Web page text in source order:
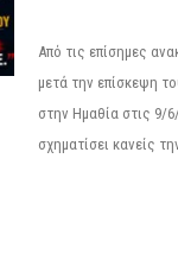
Από τις επίσημες
μετά την επίσκεψη
στην Ημαθία στις 9/
σχηματίσει κανείς